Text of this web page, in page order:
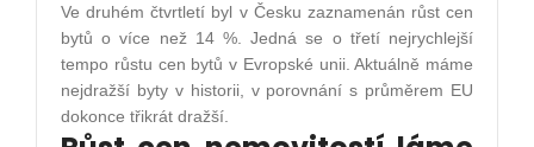
Ve druhém čtvrtletí byl v Česku zaznamenán růst cen
bytů o více než 14 %. Jedná se o třetí nejrychlejší
tempo růstu cen bytů v Evropské unii. Aktuálně máme
nejdražší byty v historii, v porovnání s průměrem EU
dokonce třikrát dražší.